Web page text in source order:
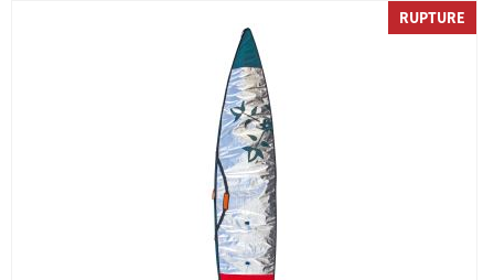
RUPTURE